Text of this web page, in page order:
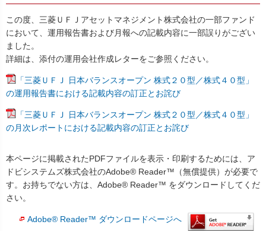
この度、三菱ＵＦＪアセットマネジメント株式会社の一部ファンド
において、運用報告書および月報への記載内容に一部誤りがござい
ました。
詳細は、添付の運用会社作成レターをご参照ください。
「三菱ＵＦＪ 日本バランスオープン 株式２０型／株式４０型」
の運用報告書における記載内容の訂正とお詫び
「三菱ＵＦＪ 日本バランスオープン 株式２０型／株式４０型」
の月次レポートにおける記載内容の訂正とお詫び
本ページに掲載されたPDFファイルを表示・印刷するためには、ア
ドビシステムズ株式会社のAdobe® Reader™（無償提供）が必要で
す。お持ちでない方は、Adobe® Reader™ をダウンロードしてくだ
さい。
Adobe® Reader™ ダウンロードページへ